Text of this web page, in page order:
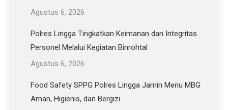
Agustus 6, 2026
Polres Lingga Tingkatkan Keimanan dan Integritas
Personel Melalui Kegiatan Binrohtal
Agustus 6, 2026
Food Safety SPPG Polres Lingga Jamin Menu MBG
Aman, Higienis, dan Bergizi